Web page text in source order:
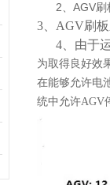
2、AGV刷
3、AGV刷
4、由于运
为取得良好效
在能够允许电
统中允许AGV